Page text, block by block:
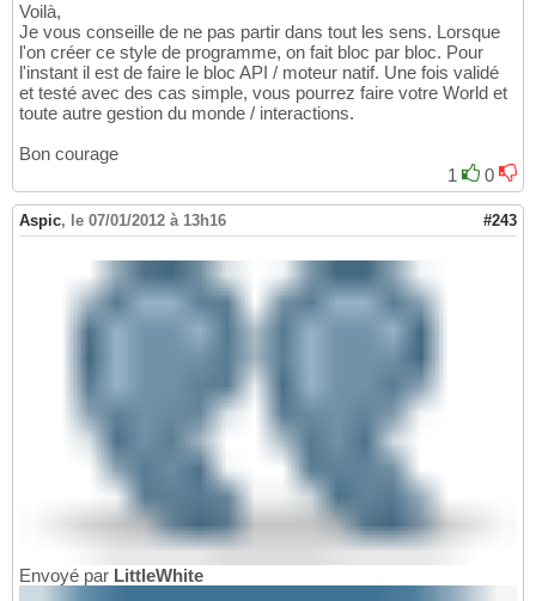
Voilà,
Je vous conseille de ne pas partir dans tout les sens. Lorsque
l'on créer ce style de programme, on fait bloc par bloc. Pour
l'instant il est de faire le bloc API / moteur natif. Une fois validé
et testé avec des cas simple, vous pourrez faire votre World et
toute autre gestion du monde / interactions.
Bon courage
1
0
Aspic, le 07/01/2012 à 13h16 #243
Envoyé par LittleWhite